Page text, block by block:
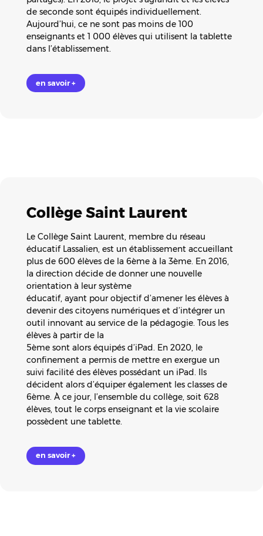
de seconde sont équipés individuellement.
Aujourd’hui, ce ne sont pas moins de 100
enseignants et 1 000 élèves qui utilisent la tablette
dans l’établissement.
en savoir +
Collège Saint Laurent
Le Collège Saint Laurent, membre du réseau
éducatif Lassalien, est un établissement accueillant
plus de 600 élèves de la 6ème à la 3ème. En 2016,
la direction décide de donner une nouvelle
orientation à leur système
éducatif, ayant pour objectif d’amener les élèves à
devenir des citoyens numériques et d’intégrer un
outil innovant au service de la pédagogie. Tous les
élèves à partir de la
5ème sont alors équipés d’iPad. En 2020, le
confinement a permis de mettre en exergue un
suivi facilité des élèves possédant un iPad. Ils
décident alors d’équiper également les classes de
6ème. À ce jour, l’ensemble du collège, soit 628
élèves, tout le corps enseignant et la vie scolaire
possèdent une tablette.
en savoir +